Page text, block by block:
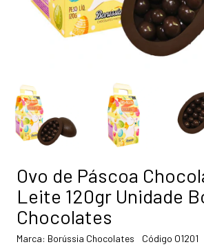
Ovo de Páscoa
Leite 120gr Unidade
Chocolates
Marca: Borússia Chocolates Código O1201